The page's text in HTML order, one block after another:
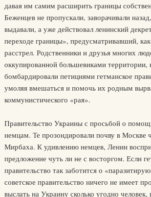
давая им самим расширить границы
Беженцев не пропускали, заворачивали
выдавали, а уже действовал ленинский
переходе границы», предусматривавший,
расстрел. Родственники и друзья многих
оккупированной большевиками территории,
бомбардировали петициями гетманское
умоляя вмешаться и помочь их родным
коммунистического «рая».
Правительство Украины с просьбой о
немцам. Те прозондировали почву в Москве
Мирбаха. К удивлению немцев, Ленин
предложение чуть ли не с восторгом. Если
правительство так заботится о
советское правительство ничего не имеет
выслать на Украину сколько угодно